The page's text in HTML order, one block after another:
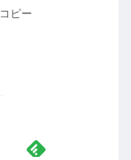
コピー